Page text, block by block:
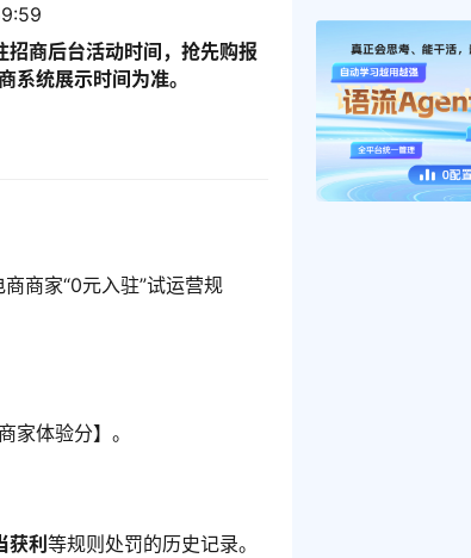
商后台活动时间，抢先购报
统展示时间为准。
商家“0元入驻”试运营规
体验分】。
获利等规则处罚的历史记录。